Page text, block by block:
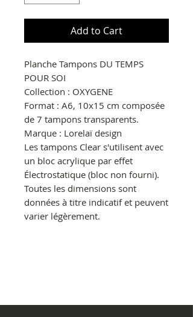
Add to Cart
Planche Tampons DU TEMPS
POUR SOI
Collection : OXYGENE
Format : A6, 10x15 cm composée
de 7 tampons transparents.
Marque : Lorelaï design
Les tampons Clear s'utilisent avec
un bloc acrylique par effet
Électrostatique (bloc non fourni).
Toutes les dimensions sont
données à titre indicatif et peuvent
varier légèrement.